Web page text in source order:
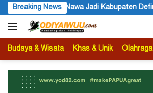
Langsung
ke
konten
Breaking News
Definitif Polres Jayapura
Budaya & Wisata Khas & Unik Olahraga